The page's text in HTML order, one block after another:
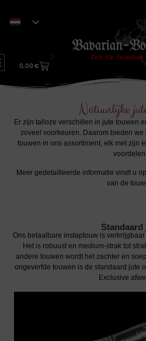
0,00 €
0
Natuurlijke
Er zijn talloze verschillen in jute touwen
zoveel voorkeuren. Daarom bieden
touwen in ons assortiment, elk met zijn
voordelen.
Meer gedetailleerde informatie vindt u
van de
Standaard
Ons betaalbare instaptouw is
Het is robuust en medium-strak tot
andere touwen wordt het zachter en
ongeverfde touwen is de standaard jute
Exclusive